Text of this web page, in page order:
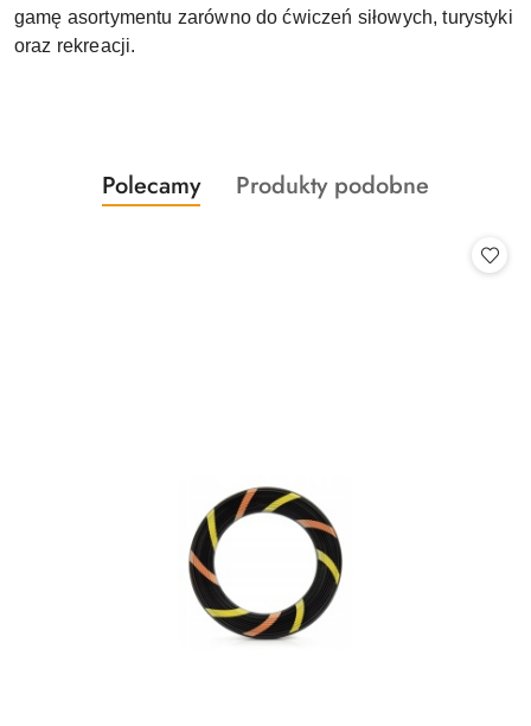
gamę asortymentu zarówno do ćwiczeń siłowych, turystyki
oraz rekreacji.
Pomiń karuzelę produktów
Produkty
o
Polecamy
Produkty
Produkty podobne